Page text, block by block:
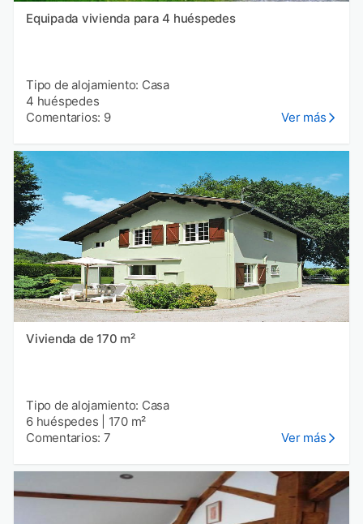
Equipada vivienda para 4 huéspedes
Tipo de alojamiento: Casa
4 huéspedes
Comentarios: 9
Ver más
Vivienda de 170 m²
Tipo de alojamiento: Casa
6 huéspedes
170 m²
Comentarios: 7
Ver más